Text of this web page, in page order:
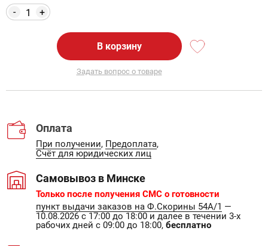
+
-
В корзину
Задать вопрос о товаре
Оплата
При получении, Предоплата,
Счёт для юридических лиц
Самовывоз в Минске
Только после получения СМС о готовности
пункт выдачи заказов на Ф.Скорины 54А/1 —
10.08.2026 с 17:00 до 18:00 и далее в течении 3-х
рабочих дней с 09:00 до 18:00, бесплатно